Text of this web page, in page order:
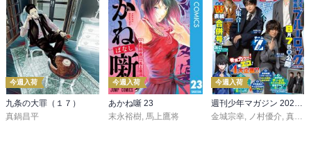
今週入荷
九条の大罪（１７）
真鍋昌平
今週入荷
あかね噺 23
末永裕樹 馬上鷹将
今週入荷
金城宗幸
ノ村優介 真島ヒロ